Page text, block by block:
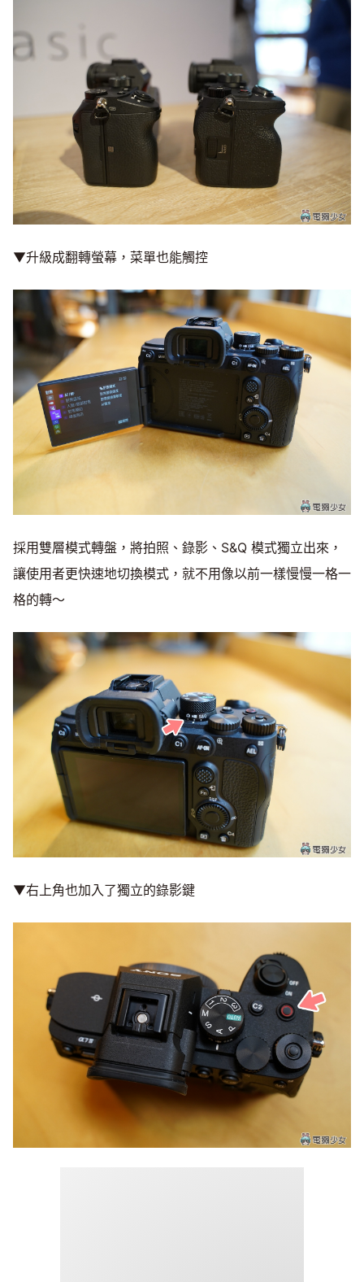
▼升級成翻轉螢幕，菜單也能觸控
採用雙層模式轉盤，將拍照、錄影、S&Q 模式獨立出來，
讓使用者更快速地切換模式，就不用像以前一樣慢慢一格一
格的轉～
▼右上角也加入了獨立的錄影鍵